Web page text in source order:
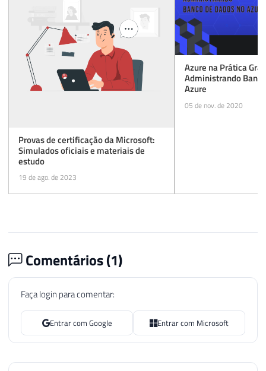
Provas de certificação da Microsoft:
Simulados oficiais e materiais de
estudo
19 de ago. de 2023
Azure na Prática
Administrando
Azure
05 de nov. de 2020
Comentários (1)
Faça login para comentar:
Entrar com Google Entrar com Microsoft